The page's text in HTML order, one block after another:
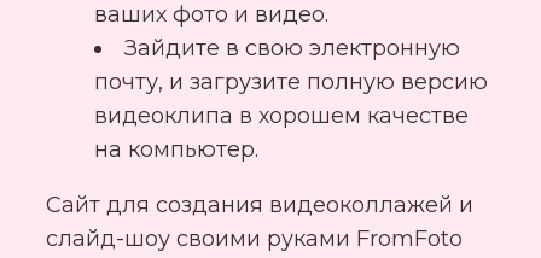
ваших фото и видео.
Зайдите в свою электронную
почту, и загрузите полную версию
видеоклипа в хорошем качестве
на компьютер.
Сайт для создания видеоколлажей и
слайд-шоу своими руками FromFoto